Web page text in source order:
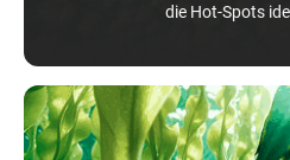
die Hot-Spots